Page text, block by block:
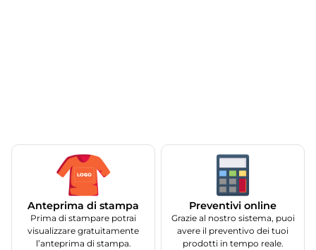
Anteprima di stampa
Prima di stampare potrai
visualizzare gratuitamente
l’anteprima di stampa.
Preventivi online
Grazie al nostro sistema, puoi
avere il preventivo dei tuoi
prodotti in tempo reale.